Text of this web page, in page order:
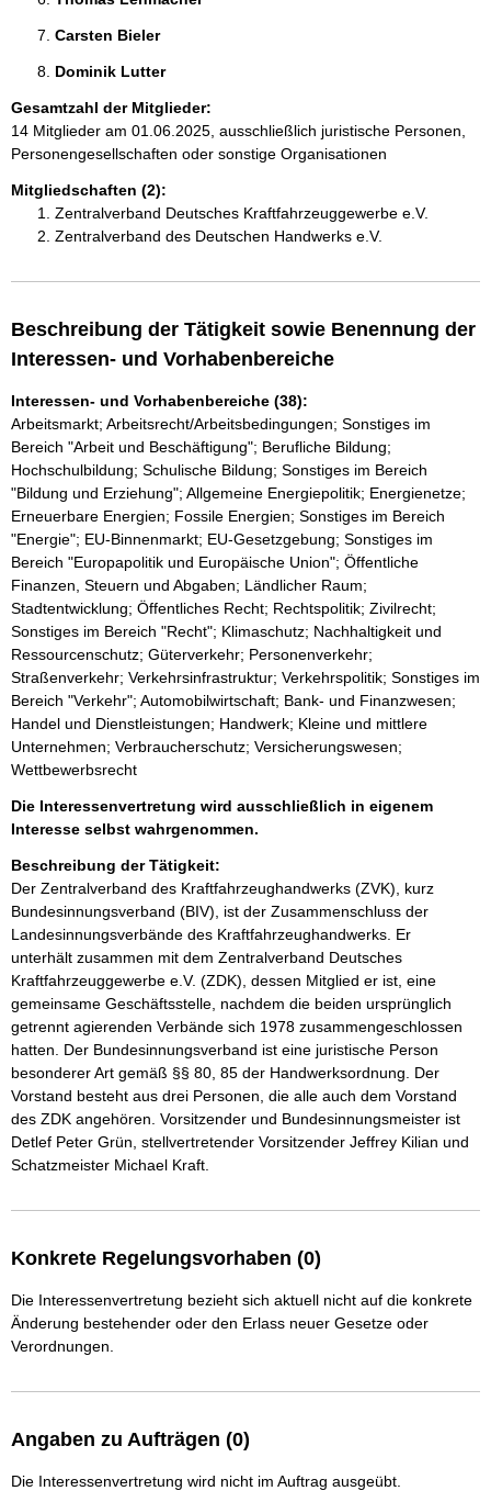
Carsten Bieler
Dominik Lutter
Gesamtzahl der Mitglieder:
14 Mitglieder am 01.06.2025, ausschließlich juristische Personen,
Personengesellschaften oder sonstige Organisationen
Mitgliedschaften (2):
Zentralverband Deutsches Kraftfahrzeuggewerbe e.V.
Zentralverband des Deutschen Handwerks e.V.
Beschreibung der Tätigkeit sowie Benennung der
Interessen- und Vorhabenbereiche
Interessen- und Vorhabenbereiche (38):
Arbeitsmarkt; Arbeitsrecht/Arbeitsbedingungen; Sonstiges im
Bereich "Arbeit und Beschäftigung"; Berufliche Bildung;
Hochschulbildung; Schulische Bildung; Sonstiges im Bereich
"Bildung und Erziehung"; Allgemeine Energiepolitik; Energienetze;
Erneuerbare Energien; Fossile Energien; Sonstiges im Bereich
"Energie"; EU-Binnenmarkt; EU-Gesetzgebung; Sonstiges im
Bereich "Europapolitik und Europäische Union"; Öffentliche
Finanzen, Steuern und Abgaben; Ländlicher Raum;
Stadtentwicklung; Öffentliches Recht; Rechtspolitik; Zivilrecht;
Sonstiges im Bereich "Recht"; Klimaschutz; Nachhaltigkeit und
Ressourcenschutz; Güterverkehr; Personenverkehr;
Straßenverkehr; Verkehrsinfrastruktur; Verkehrspolitik; Sonstiges im
Bereich "Verkehr"; Automobilwirtschaft; Bank- und Finanzwesen;
Handel und Dienstleistungen; Handwerk; Kleine und mittlere
Unternehmen; Verbraucherschutz; Versicherungswesen;
Wettbewerbsrecht
Die Interessenvertretung wird ausschließlich in eigenem
Interesse selbst wahrgenommen.
Beschreibung der Tätigkeit:
Der Zentralverband des Kraftfahrzeughandwerks (ZVK), kurz
Bundesinnungsverband (BIV), ist der Zusammenschluss der
Landesinnungsverbände des Kraftfahrzeughandwerks. Er
unterhält zusammen mit dem Zentralverband Deutsches
Kraftfahrzeuggewerbe e.V. (ZDK), dessen Mitglied er ist, eine
gemeinsame Geschäftsstelle, nachdem die beiden ursprünglich
getrennt agierenden Verbände sich 1978 zusammengeschlossen
hatten. Der Bundesinnungsverband ist eine juristische Person
besonderer Art gemäß §§ 80, 85 der Handwerksordnung. Der
Vorstand besteht aus drei Personen, die alle auch dem Vorstand
des ZDK angehören. Vorsitzender und Bundesinnungsmeister ist
Detlef Peter Grün, stellvertretender Vorsitzender Jeffrey Kilian und
Schatzmeister Michael Kraft.
Konkrete Regelungsvorhaben (0)
Die Interessenvertretung bezieht sich aktuell nicht auf die konkrete
Änderung bestehender oder den Erlass neuer Gesetze oder
Verordnungen.
Angaben zu Aufträgen (0)
Die Interessenvertretung wird nicht im Auftrag ausgeübt.